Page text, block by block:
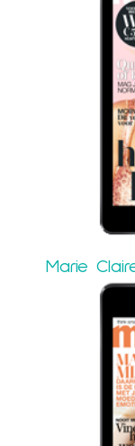
Marie